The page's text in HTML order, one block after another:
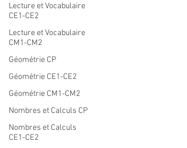
Lecture et Vocabulaire
CE1-CE2
Lecture et Vocabulaire
CM1-CM2
Géométrie CP
Géométrie CE1-CE2
Géométrie CM1-CM2
Nombres et Calculs CP
Nombres et Calculs
CE1-CE2